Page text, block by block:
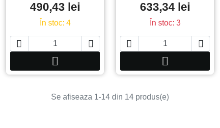
490,43 lei
În stoc: 4
 

633,34 lei
În stoc: 3
 

Se afiseaza 1-14 din 14 produs(e)